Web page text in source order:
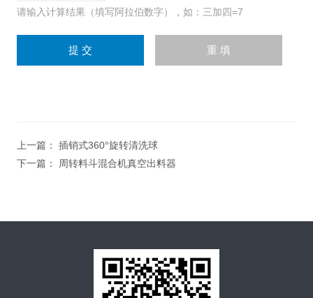
请输入计算结果（填写阿拉伯数字），如：三加四=7
上一篇： 插销式360°旋转清洗球
下一篇： 周转料斗混合机真空出料器